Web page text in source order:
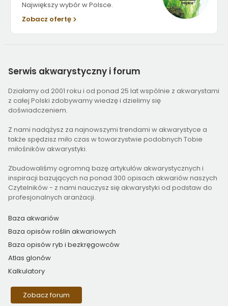
Największy wybór w Polsce.
Zobacz ofertę
Serwis akwarystyczny i forum
Działamy od 2001 roku i od ponad 25 lat wspólnie z akwarystami
z całej Polski zdobywamy wiedzę i dzielimy się
doświadczeniem.
Z nami nadążysz za najnowszymi trendami w akwarystyce a
także spędzisz miło czas w towarzystwie podobnych Tobie
miłośników akwarystyki.
Zbudowaliśmy ogromną bazę artykułów akwarystycznych i
inspiracji bazujących na ponad 300 opisach akwariów naszych
Czytelników - z nami nauczysz się akwarystyki od podstaw do
profesjonalnych aranżacji.
Baza akwariów
Baza opisów roślin akwariowych
Baza opisów ryb i bezkręgowców
Atlas glonów
Kalkulatory
Zobacz forum